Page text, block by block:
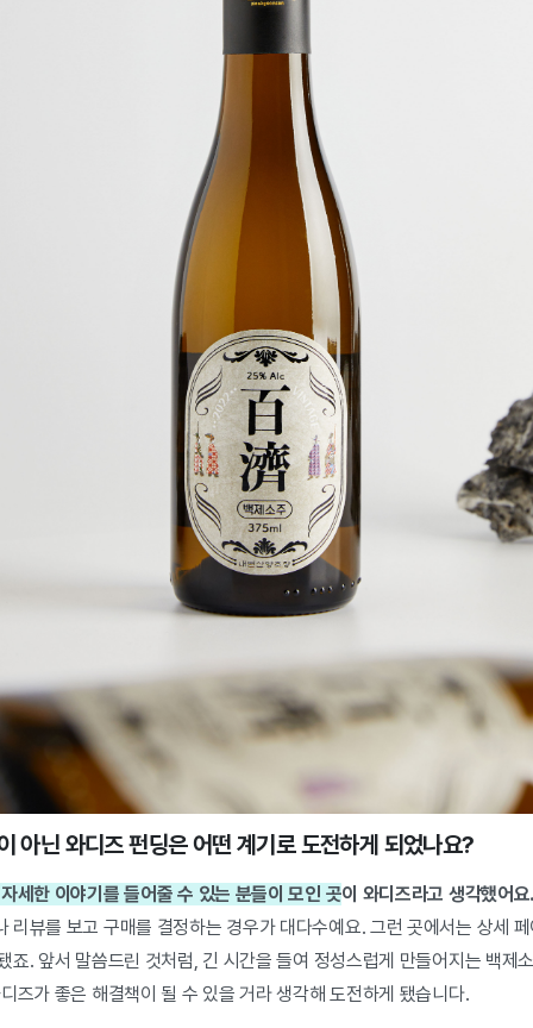
아닌 와디즈 펀딩은 어떤 계기로 도전하게 되었나요?
세한 이야기를 들어줄 수 있는 분들이 모인 곳이 와디즈라고 생각했어
리뷰를 보고 구매를 결정하는 경우가 대다수예요. 그런 곳에서는 상세
죠. 앞서 말씀드린 것처럼, 긴 시간을 들여 정성스럽게 만들어지는 백제
즈가 좋은 해결책이 될 수 있을 거라 생각해 도전하게 됐습니다.